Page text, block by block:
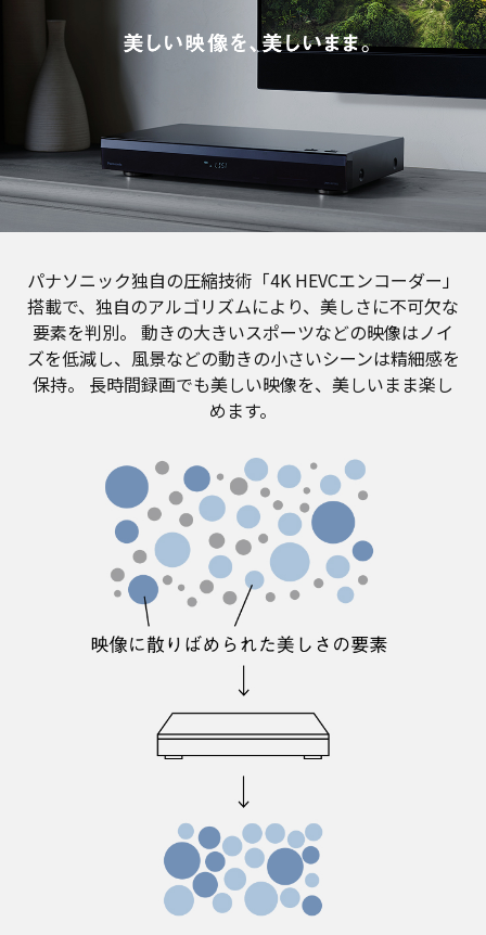
パナソニック独自の圧縮技術「4K HEVCエンコーダー」
搭載で、独自のアルゴリズムにより、美しさに不可欠な
要素を判別。 動きの大きいスポーツなどの映像はノイ
ズを低減し、風景などの動きの小さいシーンは精細感を
保持。
長時間録画でも美しい映像を、美しいまま楽し
めます。